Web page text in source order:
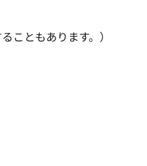
こともあります。）